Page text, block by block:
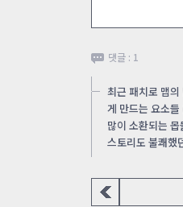
댓글 : 1
최근 패치로 맵
게 만드는 요소
많이 소환되는
스토리도 불쾌했